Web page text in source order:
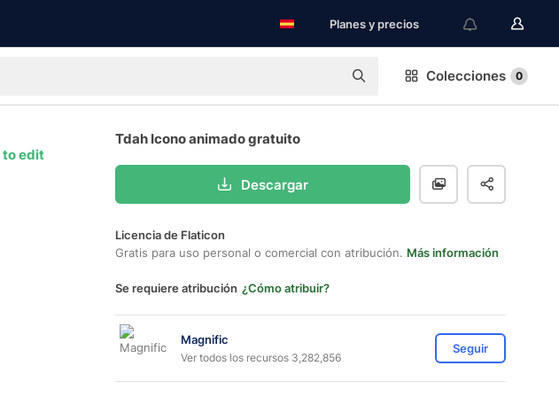
Planes y precios
Colecciones 0
to edit
Tdah Icono animado gratuito
Descargar
Licencia de Flaticon
Gratis para uso personal o comercial con atribución. Más información
Se requiere atribución ¿Cómo atribuir?
Magnific
Ver todos los recursos 3,282,856
Seguir